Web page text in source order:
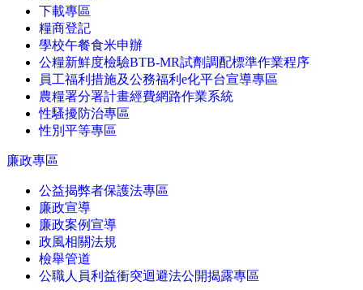
下載專區
糧商登記
學校午餐食米申辦
公糧新鮮度檢驗BTB-MR試劑調配標準作業程序
員工福利措施及公務福利e化平台宣導專區
農糧署分署計畫經費網路作業系統
性騷擾防治專區
性別平等專區
廉政專區
公益揭弊者保護法專區
廉政宣導
廉政案例宣導
政風相關法規
檢舉管道
公職人員利益衝突迴避法公開揭露專區